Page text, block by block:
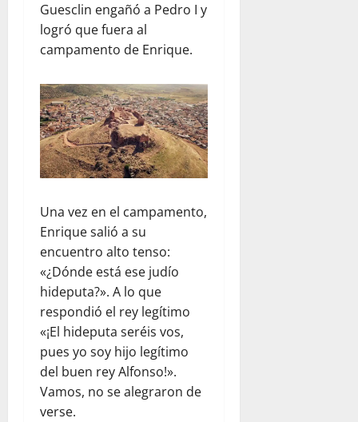
Guesclin engañó a Pedro I y
logró que fuera al
campamento de Enrique.
Una vez en el campamento,
Enrique salió a su
encuentro alto tenso:
«¿Dónde está ese judío
hideputa?». A lo que
respondió el rey legítimo
«¡El hideputa seréis vos,
pues yo soy hijo legítimo
del buen rey Alfonso!».
Vamos, no se alegraron de
verse.